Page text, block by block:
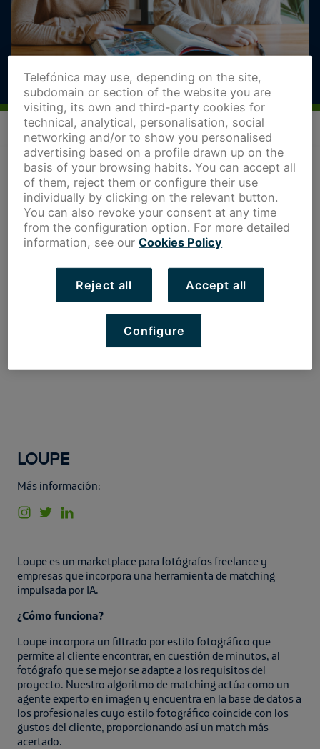
LOUPE
Más información:
Loupe es un marketplace para fotógrafos freelance y
empresas que incorpora una herramienta de matching
impulsada por IA.
¿Cómo funciona?
Loupe incorpora un filtrado por estilo fotográfico que
permite al cliente encontrar, en cuestión de minutos, al
fotógrafo que se mejor se adapte a los requisitos del
proyecto. Nuestro algoritmo de matching actúa como un
agente experto en imagen y encuentra en la base de datos a
los profesionales cuyo estilo fotográfico coincide con los
gustos del cliente, proporcionando así un match más
acertado.
Telefónica may use, depending on the site,
subdomain or section of the website you are
visiting, its own and third-party cookies for
technical, analytical, personalisation, social
networking and/or to show you personalised
advertising based on a profile drawn up on the
basis of your browsing habits. You can accept all
of them, reject them or configure their use
individually by clicking on the relevant button.
You can also revoke your consent at any time
from the configuration option. For more detailed
information, see our Cookies Policy
Reject all Accept all
Configure